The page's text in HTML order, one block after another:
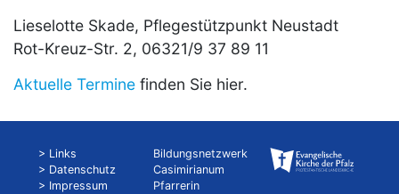
Lieselotte Skade, Pflegestützpunkt Neustadt
Rot-Kreuz-Str. 2, 06321/9 37 89 11
Aktuelle Termine finden Sie hier.
> Links
> Datenschutz
> Impressum
Bildungsnetzwerk
Casimirianum
Pfarrerin